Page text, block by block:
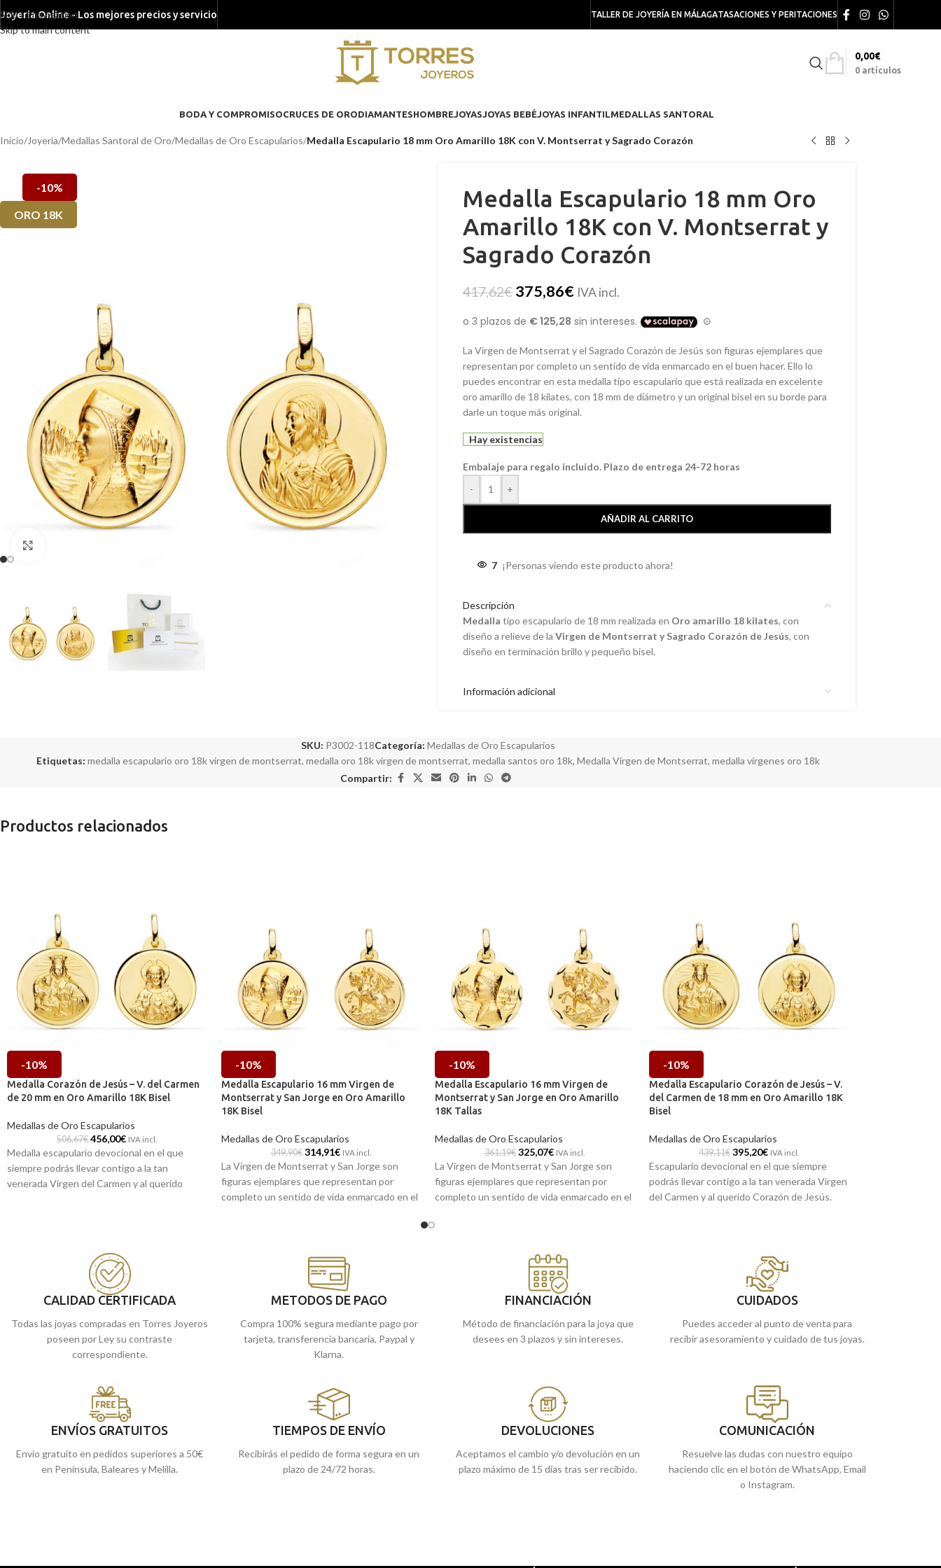
Skip to navigation
Skip to main content
Joyeria Online - Los mejores precios y servicio TALLER DE JOYERÍA EN MÁLAGATASACIONES Y PERITACIONES
0 artículos
0,00€
BODA Y COMPROMISOCRUCES DE ORODIAMANTESHOMBREJOYASJOYAS BEBÉJOYAS INFANTILMEDALLAS SANTORAL
Inicio/Joyería/Medallas Santoral de Oro/Medallas de Oro Escapularios/Medalla Escapulario 18 mm Oro Amarillo 18K con V. Montserrat y Sagrado Corazón
-10%
ORO 18K
Medalla Escapulario 18 mm Oro
Amarillo 18K con V. Montserrat y
Sagrado Corazón
417,62€ 375,86€ IVA incl.
La Virgen de Montserrat y el Sagrado Corazón de Jesús son figuras ejemplares que
representan por completo un sentido de vida enmarcado en el buen hacer. Ello lo
puedes encontrar en esta medalla tipo escapulario que está realizada en excelente
oro amarillo de 18 kilates, con 18 mm de diámetro y un original bisel en su borde para
darle un toque más original.
Hay existencias
Embalaje para regalo incluido. Plazo de entrega 24-72 horas
-
+
AÑADIR AL CARRITO
7 ¡Personas viendo este producto ahora!
Descripción
Medalla tipo escapulario de 18 mm realizada en Oro amarillo 18 kilates, con
diseño a relieve de la Virgen de Montserrat y Sagrado Corazón de Jesús, con
diseño en terminación brillo y pequeño bisel.
Información adicional
SKU: P3002-118Categoría: Medallas de Oro Escapularios
Etiquetas: medalla escapulario oro 18k virgen de montserrat, medalla oro 18k virgen de montserrat, medalla santos oro 18k, Medalla Virgen de Montserrat, medalla vírgenes oro 18k
Compartir:
Productos relacionados
-10%
Medalla Corazón de Jesús – V. del Carmen
de 20 mm en Oro Amarillo 18K Bisel
Medallas de Oro Escapularios
506,67€ 456,00€ IVA incl.
Medalla escapulario devocional en el que
siempre podrás llevar contigo a la tan
venerada Virgen del Carmen y al querido
de Málaga, o si la compras online, te la
-10%
Medalla Escapulario 16 mm Virgen de
Montserrat y San Jorge en Oro Amarillo
18K Bisel
Medallas de Oro Escapularios
349,90€ 314,91€ IVA incl.
La Virgen de Montserrat y San Jorge son
figuras ejemplares que representan por
completo un sentido de vida enmarcado en el
mm de diámetro y un original bisel en su
borde para darle un toque más original.
-10%
Medalla Escapulario 16 mm Virgen de
Montserrat y San Jorge en Oro Amarillo
18K Tallas
Medallas de Oro Escapularios
361,19€ 325,07€ IVA incl.
La Virgen de Montserrat y San Jorge son
figuras ejemplares que representan por
completo un sentido de vida enmarcado en el
mm de diámetro y originales tallas en su
borde para darle un toque más original.
-10%
Medalla Escapulario Corazón de Jesús – V.
del Carmen de 18 mm en Oro Amarillo 18K
Bisel
Medallas de Oro Escapularios
439,11€ 395,20€ IVA incl.
Escapulario devocional en el que siempre
podrás llevar contigo a la tan venerada Virgen
del Carmen y al querido Corazón de Jesús.
cómprala online y te la llevamos a casa.
CALIDAD CERTIFICADA
Todas las joyas compradas en Torres Joyeros
poseen por Ley su contraste
correspondiente.
METODOS DE PAGO
Compra 100% segura mediante pago por
tarjeta, transferencia bancaria, Paypal y
Klarna.
FINANCIACIÓN
Método de financiación para la joya que
desees en 3 plazos y sin intereses.
CUIDADOS
Puedes acceder al punto de venta para
recibir asesoramiento y cuidado de tus joyas.
ENVÍOS GRATUITOS
Envío gratuito en pedidos superiores a 50€
en Península, Baleares y Melilla.
TIEMPOS DE ENVÍO
Recibirás el pedido de forma segura en un
plazo de 24/72 horas.
DEVOLUCIONES
Aceptamos el cambio y/o devolución en un
plazo máximo de 15 días tras ser recibido.
COMUNICACIÓN
Resuelve las dudas con nuestro equipo
haciendo clic en el botón de WhatsApp, Email
o Instagram.